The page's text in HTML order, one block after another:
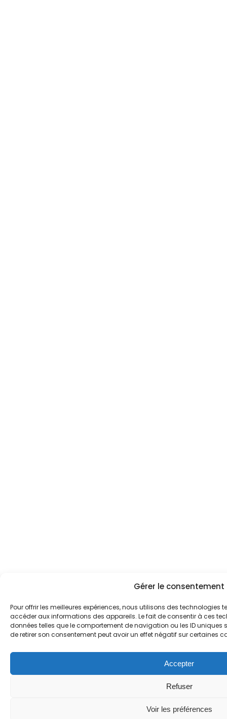
Gérer le consentement
Pour offrir les meilleures expériences, nous utilisons des technologies
accéder aux informations des appareils. Le fait de consentir à ces
données telles que le comportement de navigation ou les ID uniques
de retirer son consentement peut avoir un effet négatif sur certaines
Accepter
Refuser
Voir les préférences